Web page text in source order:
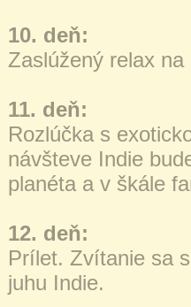
10. deň:
Zaslúžený relax
11. deň:
Rozlúčka s
návšteve Indie
planéta a v škále
12. deň:
Prílet. Zvítanie sa
juhu Indie.